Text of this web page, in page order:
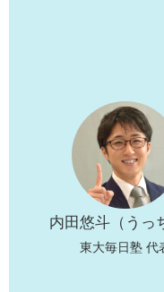
内田悠斗（うっ
東大毎日塾 代